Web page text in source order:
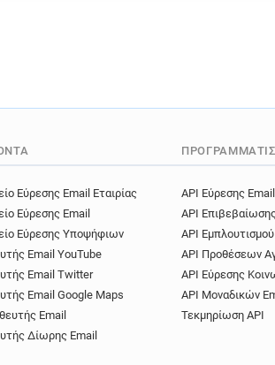
Εύρεσης Email Εταιρίας
Εύρεσης Email
Εύρεσης Υποψήφιων
Email YouTube
Email Twitter
Email Google Maps
Email
Δίωρης Email
API Εύρεσης Email
API
API
API Προθέσεων
API Εύρεσης
API Μοναδικών
Τεκμηρίωση API